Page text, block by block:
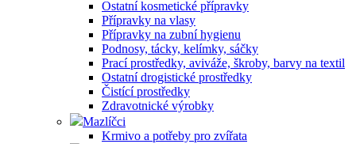
Ostatní kosmetické přípravky
Přípravky na vlasy
Přípravky na zubní hygienu
Podnosy, tácky, kelímky, sáčky
Prací prostředky, aviváže, škroby, barvy na textil
Ostatní drogistické prostředky
Čistící prostředky
Zdravotnické výrobky
Mazlíčci
Krmivo a potřeby pro zvířata